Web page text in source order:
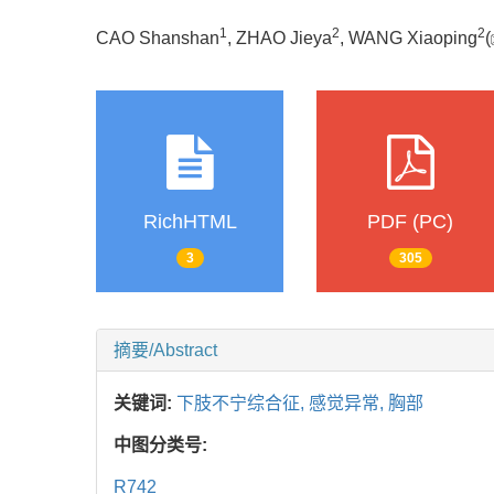
CAO Shanshan1 , ZHAO Jieya2, WANG Xiaoping2(
RichHTML
3
PDF (PC)
305
摘要/Abstract
关键词: 下肢不宁综合征, 感觉异常, 胸部
中图分类号:
R742